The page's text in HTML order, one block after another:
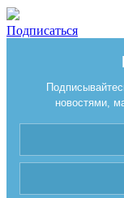
Подписаться
новостями,